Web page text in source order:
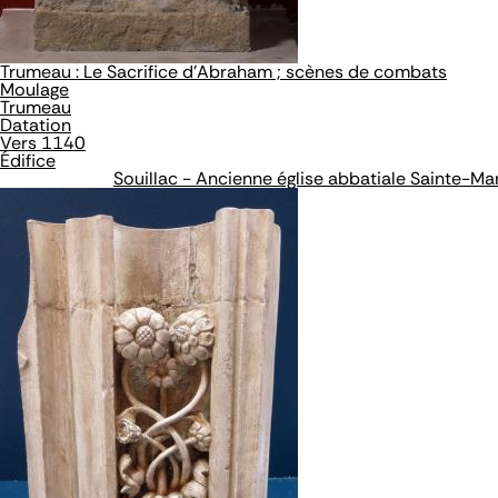
Trumeau : Le Sacrifice d'Abraham ; scènes de combats
Moulage
Trumeau
Datation
Vers 1140
Édifice
Souillac - Ancienne église abbatiale Sainte-